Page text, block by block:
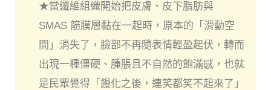
★當纖維組織開始把皮膚、皮下脂肪與
SMAS 筋膜層黏在一起時，原本的「滑動空
間」消失了，臉部不再隨表情輕盈起伏，轉而
出現一種僵硬、腫脹且不自然的飽滿感，也就
是民眾覺得「饅化之後，連笑都笑不起來了」